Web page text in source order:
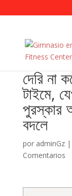
দেরি না
টাইমে,
পুরস্কার
বদলে
por adminGz|
Comentarios